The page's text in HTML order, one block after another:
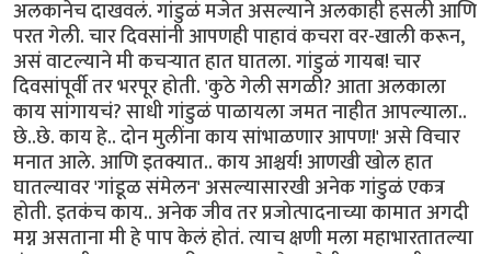
अलकानेच दाखवलं. गांडुळं मजेत असल्याने अलकाही हसली आणि
परत गेली. चार दिवसांनी आपणही पाहावं कचरा वर-खाली करून,
असं वाटल्याने मी कचऱ्यात हात घातला. गांडुळं गायब! चार
दिवसांपूर्वी तर भरपूर होती. 'कुठे गेली सगळी? आता अलकाला
काय सांगायचं? साधी गांडुळं पाळायला जमत नाहीत आपल्याला..
छे..छे. काय हे.. दोन मुलींना काय सांभाळणार आपण!' असे विचार
मनात आले. आणि इतक्यात.. काय आश्चर्य! आणखी खोल हात
घातल्यावर 'गांडूळ संमेलन' असल्यासारखी अनेक गांडुळं एकत्र
होती. इतकंच काय.. अनेक जीव तर प्रजोत्पादनाच्या कामात अगदी
मग्न असताना मी हे पाप केलं होतं. त्याच क्षणी मला महाभारतातल्या